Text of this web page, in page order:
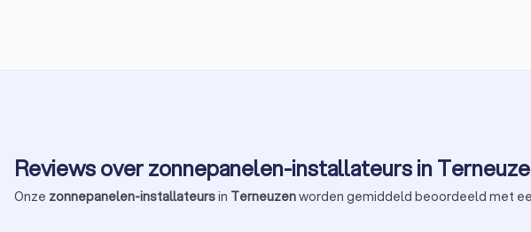
Reviews over zonnepanelen-installateurs in
Onze zonnepanelen-installateursin Terneuzenworden gemiddeld beoordeeld met